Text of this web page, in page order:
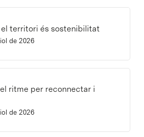
territori és sostenibilitat
de 2026
ritme per reconnectar i
de 2026